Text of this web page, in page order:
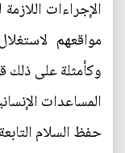
الإجراءات
مواقعهم
وكأمثلة على ذلك
المساعدات
حفظ السلام